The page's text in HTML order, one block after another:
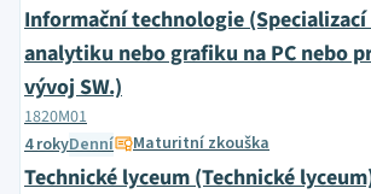
Informační technologie
analytiku nebo grafiku na PC nebo
vývoj SW.)
1820M01
4 rokyDenní Maturitní zkouška
Technické lyceum (Technické